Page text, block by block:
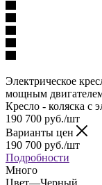
Электрическое
мощным
Кресло - коляска
190 700 руб./шт
Варианты цен
190 700 руб./шт
Подробности
Много
Цвет—Черный